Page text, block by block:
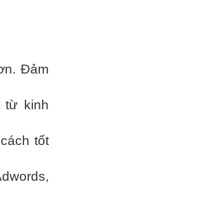
Đảm
từ kinh
tốt